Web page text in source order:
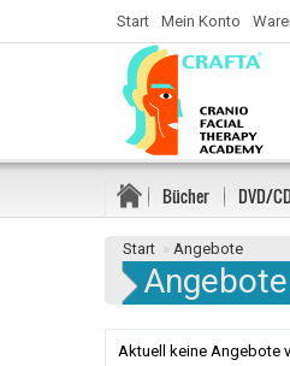
Start Mein Konto
Bücher DVD/CD
Start » Angebote
Angebote
Aktuell keine Angebote